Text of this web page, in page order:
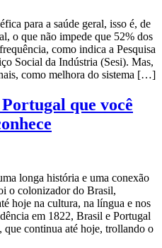
para a saúde geral, isso é, de
o que não impede que 52% dos
como indica a Pesquisa
Social da Indústria (Sesi). Mas,
como melhora do sistema […]
que você
longa história e uma conexão
o colonizador do Brasil,
hoje na cultura, na língua e nos
em 1822, Brasil e Portugal
continua até hoje, trollando o